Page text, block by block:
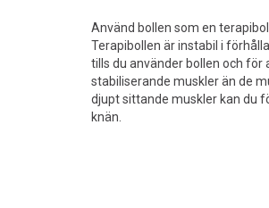
Använd bollen som en terapiboll.
Terapibollen är instabil i
tills du använder bollen och för
stabiliserande muskler än de
djupt sittande muskler kan du
knän.